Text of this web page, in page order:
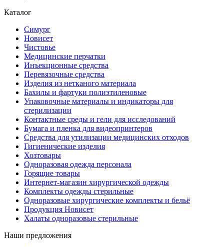
Каталог
Симург
Новисет
Чистовье
Медицинские перчатки
Инъекционные средства
Перевязочные средства
Изделия из нетканого материала
Бахилы и фартуки полиэтиленовые
Упаковочные материалы и индикаторы для
стерилизации
Контактные среды и гели для исследований
Бумага и пленка для видеопринтеров
Средства для утилизации медицинских отходов
Гигиенические изделия
Хозтовары
Одноразовая одежда персонала
Горящие товары
Интернет-магазин хирургической одежды
Комплекты одежды стерильные
Одноразовые хирургические комплекты и бельё
Продукция Новисет
Халаты одноразовые стерильные
Наши предложения